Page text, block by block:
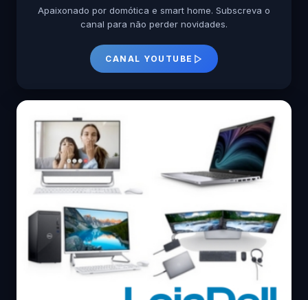
Apaixonado por domótica e smart home. Subscreva o
canal para não perder novidades.
CANAL YOUTUBE